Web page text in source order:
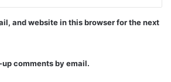
and website in this browser for the next
comments by email.